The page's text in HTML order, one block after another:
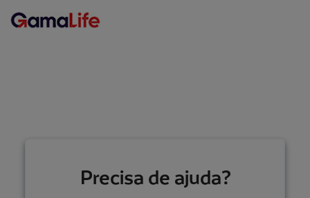
Precisa de ajuda?